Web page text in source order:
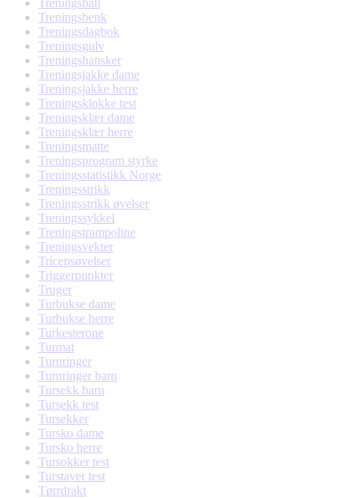
Treningsball
Treningsbenk
Treningsdagbok
Treningsgulv
Treningshansker
Treningsjakke dame
Treningsjakke herre
Treningsklokke test
Treningsklær dame
Treningsklær herre
Treningsmatte
Treningsprogram styrke
Treningsstatistikk Norge
Treningsstrikk
Treningsstrikk øvelser
Treningssykkel
Treningstrampoline
Treningsvekter
Tricepsøvelser
Triggerpunkter
Truger
Turbukse dame
Turbukse herre
Turkesterone
Turmat
Turnringer
Turnringer barn
Tursekk barn
Tursekk test
Tursekker
Tursko dame
Tursko herre
Tursokker test
Turstaver test
Tørrdrakt